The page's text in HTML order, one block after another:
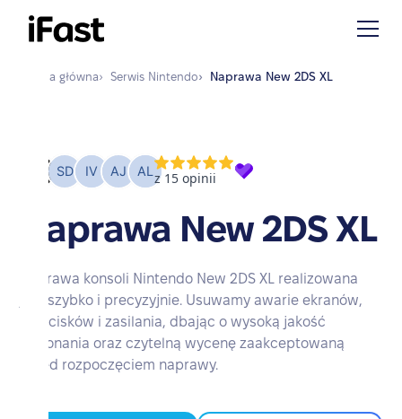
Strona główna› Serwis Nintendo› Naprawa New 2DS XL
Naprawa New 2DS XL
Naprawa konsoli Nintendo New 2DS XL realizowana
jest szybko i precyzyjnie. Usuwamy awarie ekranów,
przycisków i zasilania, dbając o wysoką jakość
wykonania oraz czytelną wycenę zaakceptowaną
przed rozpoczęciem naprawy.